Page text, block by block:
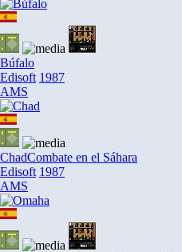
Búfalo
Edisoft 1987
AMS
ChadCombate en el Sáhara
Edisoft 1987
AMS